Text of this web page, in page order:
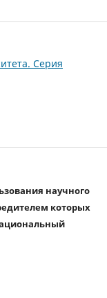
Серия
научного
которых